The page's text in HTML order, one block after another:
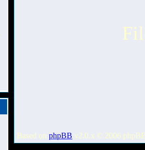
Based on phpBB v2.0.x © 2006